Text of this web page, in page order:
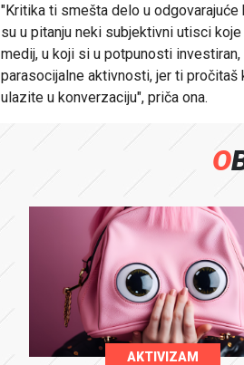
"Kritika ti smešta delo u
su u pitanju neki subjektivni utisci
medij, u koji si u potpunosti
parasocijalne aktivnosti, jer ti
ulazite u konverzaciju", priča ona.
AKTIVIZAM